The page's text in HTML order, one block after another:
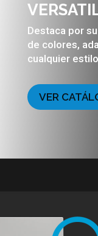
Destaca por
de colores,
cualquier
VER